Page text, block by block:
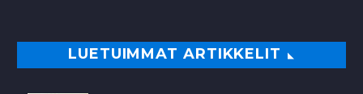
LUETUIMMAT ARTIKKELIT